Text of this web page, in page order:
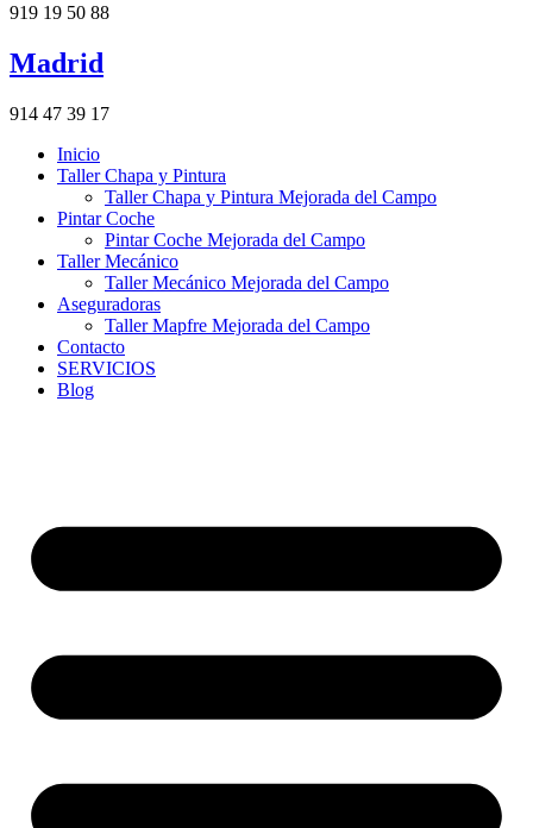
919 19 50 88
Madrid
914 47 39 17
Inicio
Taller Chapa y Pintura
Taller Chapa y Pintura Mejorada del Campo
Pintar Coche
Pintar Coche Mejorada del Campo
Taller Mecánico
Taller Mecánico Mejorada del Campo
Aseguradoras
Taller Mapfre Mejorada del Campo
Contacto
SERVICIOS
Blog